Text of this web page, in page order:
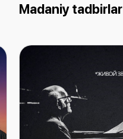
Madaniy tadbirlar